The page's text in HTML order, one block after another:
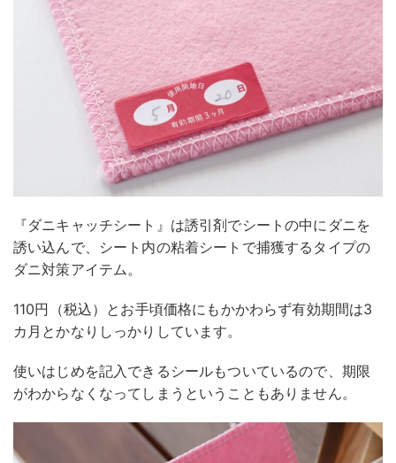
『ダニキャッチシート』は誘引剤でシートの中にダニを
誘い込んで、シート内の粘着シートで捕獲するタイプの
ダニ対策アイテム。
110円（税込）とお手頃価格にもかかわらず有効期間は3
カ月とかなりしっかりしています。
使いはじめを記入できるシールもついているので、期限
がわからなくなってしまうということもありません。